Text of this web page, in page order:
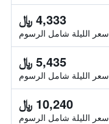
4,333 ﷼
سعر الليلة شامل الرسوم
5,435 ﷼
سعر الليلة شامل الرسوم
10,240 ﷼
سعر الليلة شامل الرسوم